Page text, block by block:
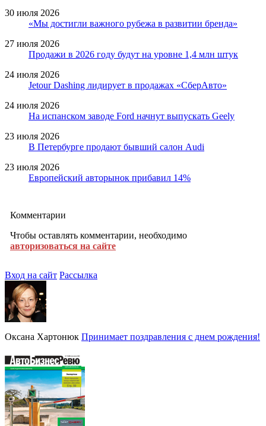
30 июля 2026
«Мы достигли важного рубежа в развитии бренда»
27 июля 2026
Продажи в 2026 году будут на уровне 1,4 млн штук
24 июля 2026
Jetour Dashing лидирует в продажах «СберАвто»
24 июля 2026
На испанском заводе Ford начнут выпускать Geely
23 июля 2026
В Петербурге продают бывший салон Audi
23 июля 2026
Европейский авторынок прибавил 14%
Комментарии
Чтобы оставлять комментарии, необходимо
авторизоваться на сайте
Вход на сайт Рассылка
Оксана Хартонюк Принимает поздравления с днем рождения!